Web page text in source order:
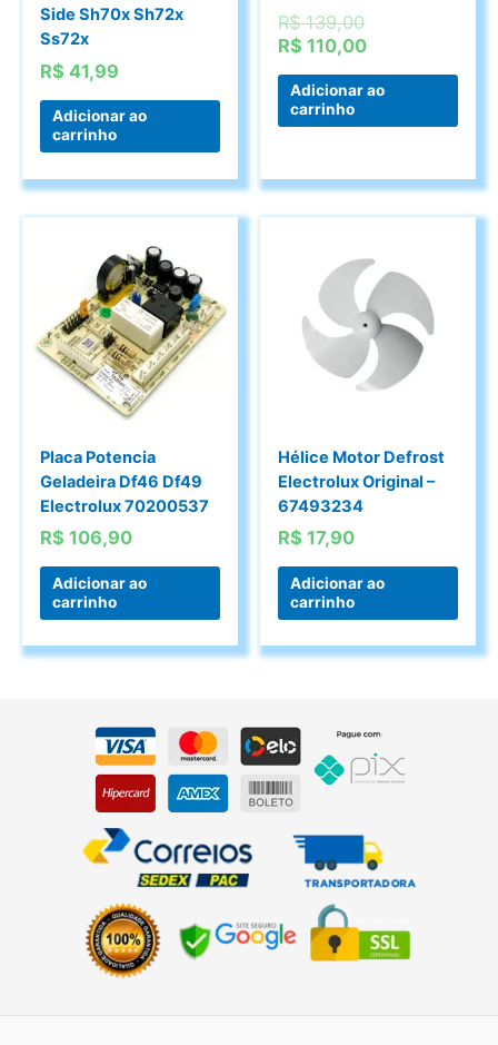
Side Sh70x Sh72x
Ss72x
R$ 41,99
Adicionar ao
carrinho
R$139,00O
preço
era:
R$ 110,00O
atual
Adicionar ao
carrinho
Placa Potencia
Geladeira Df46 Df49
Electrolux 70200537
R$ 106,90
Adicionar ao
carrinho
Hélice Motor Defrost
Electrolux Original –
67493234
R$ 17,90
Adicionar ao
carrinho